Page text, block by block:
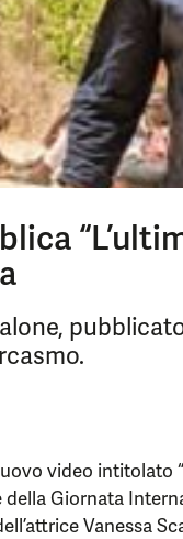
video intitolato
della Giornata
Vanessa